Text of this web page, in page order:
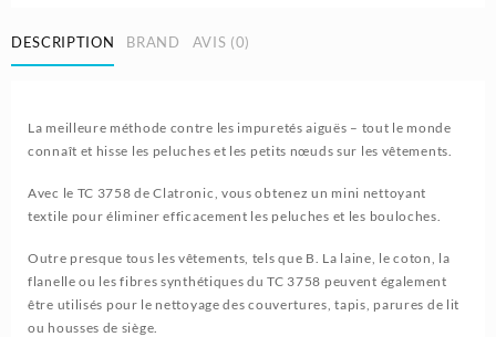
DESCRIPTION BRAND AVIS (0)
La meilleure méthode contre les impuretés aiguës – tout le monde
connaît et hisse les peluches et les petits nœuds sur les vêtements.
Avec le TC 3758 de Clatronic, vous obtenez un mini nettoyant
textile pour éliminer efficacement les peluches et les bouloches.
Outre presque tous les vêtements, tels que B. La laine, le coton, la
flanelle ou les fibres synthétiques du TC 3758 peuvent également
être utilisés pour le nettoyage des couvertures, tapis, parures de lit
ou housses de siège.